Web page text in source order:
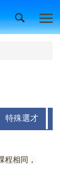
特殊選才
程相同，